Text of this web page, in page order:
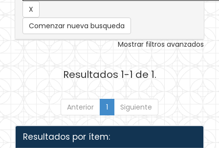
Comenzar nueva busqueda
Mostrar filtros avanzados
Resultados 1-1 de 1.
Anterior 1 Siguiente
Resultados por ítem: